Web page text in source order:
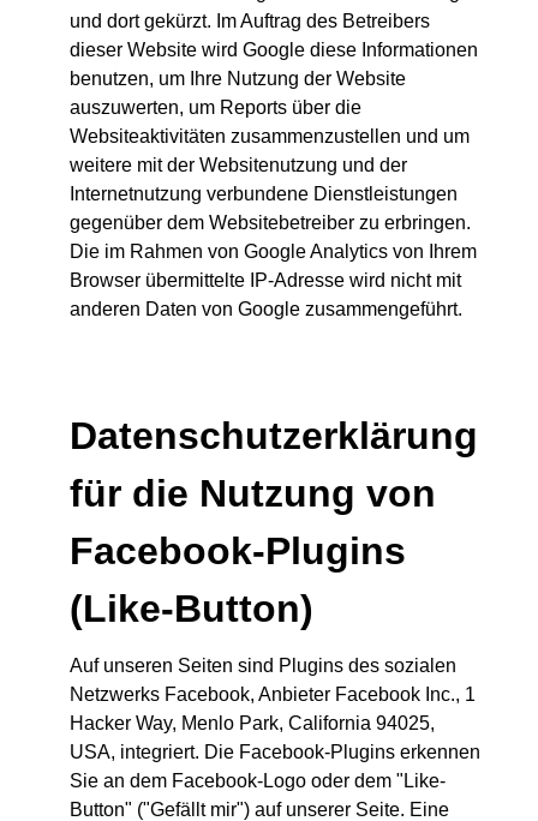
und dort gekürzt. Im Auftrag des Betreibers
dieser Website wird Google diese Informationen
benutzen, um Ihre Nutzung der Website
auszuwerten, um Reports über die
Websiteaktivitäten zusammenzustellen und um
weitere mit der Websitenutzung und der
Internetnutzung verbundene Dienstleistungen
gegenüber dem Websitebetreiber zu erbringen.
Die im Rahmen von Google Analytics von Ihrem
Browser übermittelte IP-Adresse wird nicht mit
anderen Daten von Google zusammengeführt.
Datenschutzerklärung
für die Nutzung von
Facebook-Plugins
(Like-Button)
Auf unseren Seiten sind Plugins des sozialen
Netzwerks Facebook, Anbieter Facebook Inc., 1
Hacker Way, Menlo Park, California 94025,
USA, integriert. Die Facebook-Plugins erkennen
Sie an dem Facebook-Logo oder dem "Like-
Button" ("Gefällt mir") auf unserer Seite. Eine